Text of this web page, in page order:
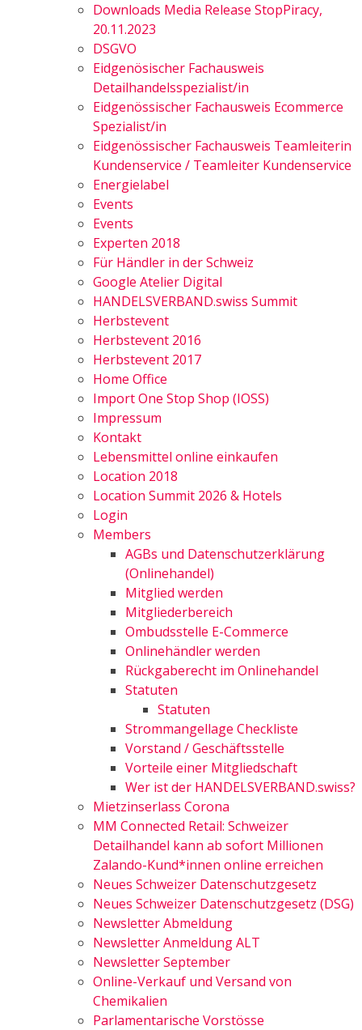
Downloads Media Release StopPiracy,
20.11.2023
DSGVO
Eidgenösischer Fachausweis
Detailhandelsspezialist/in
Eidgenössischer Fachausweis Ecommerce
Spezialist/in
Eidgenössischer Fachausweis Teamleiterin
Kundenservice / Teamleiter Kundenservice
Energielabel
Events
Events
Experten 2018
Für Händler in der Schweiz
Google Atelier Digital
HANDELSVERBAND.swiss Summit
Herbstevent
Herbstevent 2016
Herbstevent 2017
Home Office
Import One Stop Shop (IOSS)
Impressum
Kontakt
Lebensmittel online einkaufen
Location 2018
Location Summit 2026 & Hotels
Login
Members
AGBs und Datenschutzerklärung
(Onlinehandel)
Mitglied werden
Mitgliederbereich
Ombudsstelle E-Commerce
Onlinehändler werden
Rückgaberecht im Onlinehandel
Statuten
Statuten
Strommangellage Checkliste
Vorstand / Geschäftsstelle
Vorteile einer Mitgliedschaft
Wer ist der HANDELSVERBAND.swiss?
Mietzinserlass Corona
MM Connected Retail: Schweizer
Detailhandel kann ab sofort Millionen
Zalando-Kund*innen online erreichen
Neues Schweizer Datenschutzgesetz
Neues Schweizer Datenschutzgesetz (DSG)
Newsletter Abmeldung
Newsletter Anmeldung ALT
Newsletter September
Online-Verkauf und Versand von
Chemikalien
Parlamentarische Vorstösse